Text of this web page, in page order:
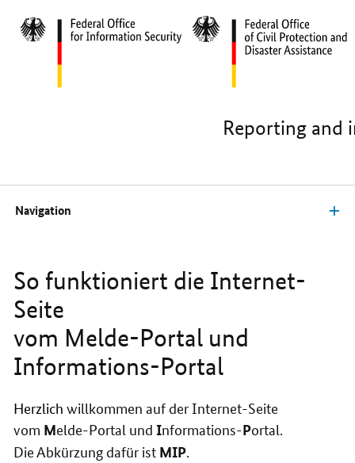
Hauptregion der Seite anspringen
Reporting and
Navigation
So funktioniert die Internet-
Seite
vom Melde-Portal und
Informations-Portal
Herzlich willkommen auf der Internet-Seite
vom Melde-Portal undInformations-Portal.
Die Abkürzung dafür ist MIP.